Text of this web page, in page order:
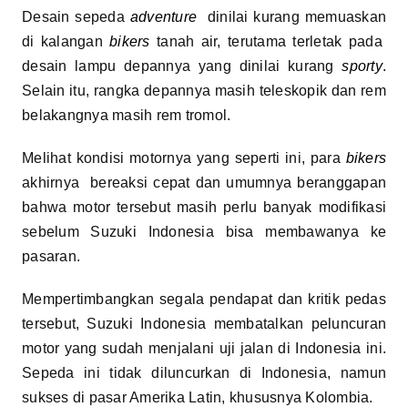
Desain sepeda adventure dinilai kurang memuaskan
di kalanganbikers tanah air, terutama terletak pada
desain lampu depannya yang dinilai kurangsporty.
Selain itu, rangka depannya masih teleskopik dan rem
belakangnya masih rem tromol.
Melihat kondisi motornya yang seperti ini, para bikers
akhirnya bereaksi cepat dan umumnya beranggapan
bahwa motor tersebut masih perlu banyak modifikasi
sebelum Suzuki Indonesia bisa membawanya ke
pasaran.
Mempertimbangkan segala pendapat dan kritik pedas
tersebut, Suzuki Indonesia membatalkan peluncuran
motor yang sudah menjalani uji jalan di Indonesia ini.
Sepeda ini tidak diluncurkan di Indonesia, namun
sukses di pasar Amerika Latin, khususnya Kolombia.